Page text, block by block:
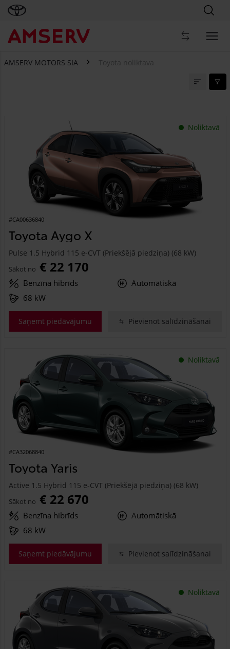
AMSERV MOTORS SIA Toyota noliktava
Noliktavā
#CA00636840
Toyota Aygo X
Pulse 1.5 Hybrid 115 e-CVT (Priekšējā piedziņa) (68 kW)
Sākot no € 22 170
Benzīna hibrīds
Automātiskā
68 kW
Saņemt piedāvājumu Pievienot salīdzināšanai
Noliktavā
#CA32068840
Toyota Yaris
Active 1.5 Hybrid 115 e-CVT (Priekšējā piedziņa) (68 kW)
Sākot no € 22 670
Benzīna hibrīds
Automātiskā
68 kW
Saņemt piedāvājumu Pievienot salīdzināšanai
Noliktavā